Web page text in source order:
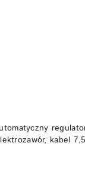
kabel